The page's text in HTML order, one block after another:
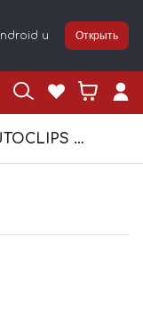
и
Открыть
Клипса автомобильная AUTOCLIPS GM, Infiniti, Lexus, Mazda, Mitsubishi, Nissan, Toyota 10434